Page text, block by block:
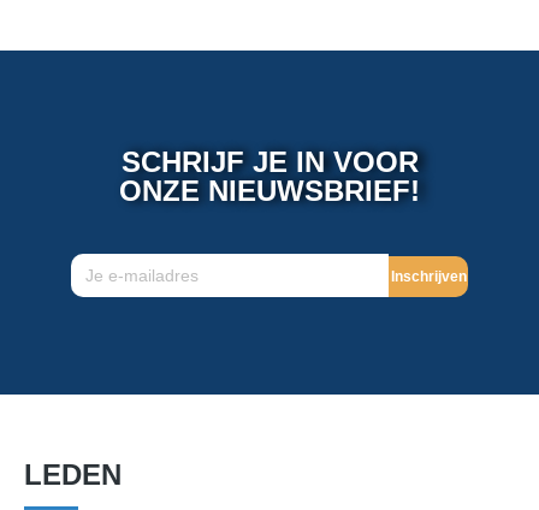
SCHRIJF JE IN VOOR
ONZE NIEUWSBRIEF!
Inschrijven
LEDEN